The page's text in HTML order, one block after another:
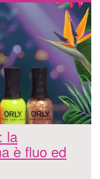
la
è fluo ed